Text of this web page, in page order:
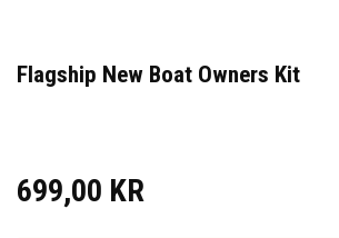
Flagship New Boat Owners Kit
699,00 KR